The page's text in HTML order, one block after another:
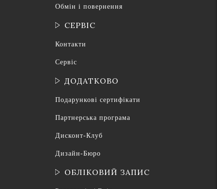
Обмін і повернення
СЕРВІС
Контакти
Сервіс
ДОДАТКОВО
Подарункові сертифікати
Партнерська програма
Дисконт-Клуб
Дизайн-Бюро
ОБЛІКОВИЙ ЗАПИС